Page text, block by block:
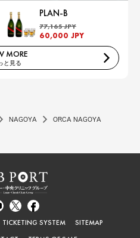
PLAN-B
77,165 JPY
60,000 JPY
MORE
と見る
NAGOYA
ORCA NAGOYA
TICKETING SYSTEM
SITEMAP